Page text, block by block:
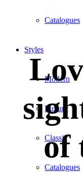
Catalogues
Styles
Modern
Luxury
Classic
Catalogues
of